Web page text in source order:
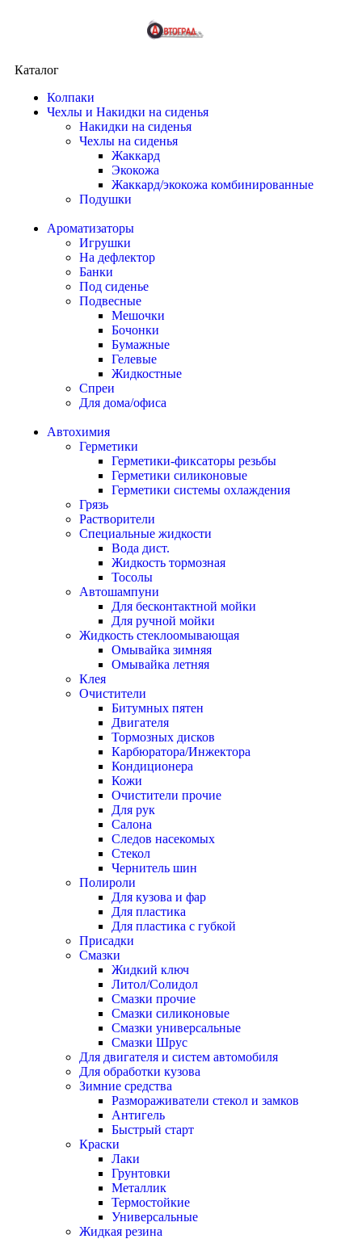
Каталог
Колпаки
Чехлы и Накидки на сиденья
Накидки на сиденья
Чехлы на сиденья
Жаккард
Экокожа
Жаккард/экокожа комбинированные
Подушки
Ароматизаторы
Игрушки
На дефлектор
Банки
Под сиденье
Подвесные
Мешочки
Бочонки
Бумажные
Гелевые
Жидкостные
Спреи
Для дома/офиса
Автохимия
Герметики
Герметики-фиксаторы резьбы
Герметики силиконовые
Герметики системы охлаждения
Грязь
Растворители
Специальные жидкости
Вода дист.
Жидкость тормозная
Тосолы
Автошампуни
Для бесконтактной мойки
Для ручной мойки
Жидкость стеклоомывающая
Омывайка зимняя
Омывайка летняя
Клея
Очистители
Битумных пятен
Двигателя
Тормозных дисков
Карбюратора/Инжектора
Кондиционера
Кожи
Очистители прочие
Для рук
Салона
Следов насекомых
Стекол
Чернитель шин
Полироли
Для кузова и фар
Для пластика
Для пластика с губкой
Присадки
Смазки
Жидкий ключ
Литол/Солидол
Смазки прочие
Смазки силиконовые
Смазки универсальные
Смазки Шрус
Для двигателя и систем автомобиля
Для обработки кузова
Зимние средства
Размораживатели стекол и замков
Антигель
Быстрый старт
Краски
Лаки
Грунтовки
Металлик
Термостойкие
Универсальные
Жидкая резина